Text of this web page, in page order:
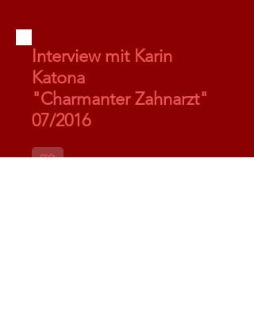
Interview mit Karin
Katona
"Charmanter Zahnarzt"
07/2016
go